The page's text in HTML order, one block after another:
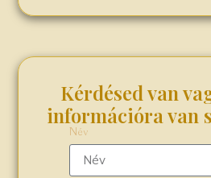
Kérdésed van
információra van
Név